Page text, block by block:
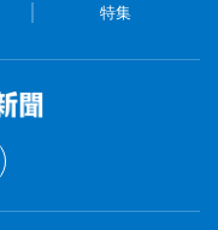
特集